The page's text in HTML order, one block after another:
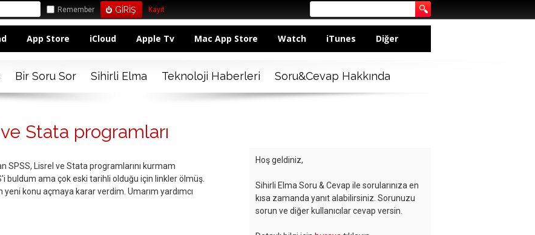
Remember Kayıt
App Store iCloud Apple Tv Mac App Store Watch iTunes Diğer
Bir Soru Sor Sihirli Elma Teknoloji Haberleri Soru&Cevap Hakkında
Stata programları
SPSS, Lisrel ve Stata programlarını kurmam
buldum ama çok eski tarihli olduğu için linkler ölmüş.
yeni konu açmaya karar verdim. Umarım yardımcı
Hoş geldiniz,
Sihirli Elma Soru & Cevap ile sorularınıza en
kısa zamanda yanıt alabilirsiniz. Sorunuzu
sorun ve diğer kullanıcılar cevap versin.